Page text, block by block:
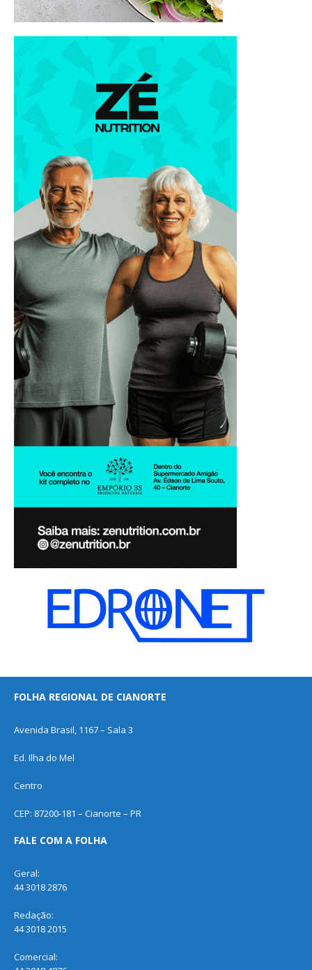
FOLHA REGIONAL DE CIANORTE
Avenida Brasil, 1167 – Sala 3
Ed. Ilha do Mel
Centro
CEP: 87200-181 – Cianorte – PR
FALE COM A FOLHA
Geral:
44 3018 2876
Redação:
44 3018 2015
Comercial: